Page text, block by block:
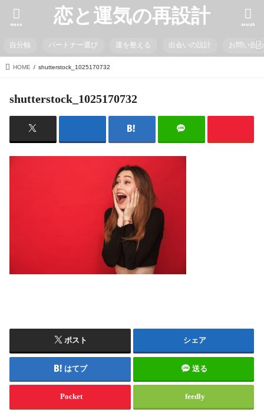
恋と運気の再設計 search
menu
自分軸 パートナー選び 運を整える 出会いの設計 お問い合
HOME shutterstock_1025170732
shutterstock_1025170732
ポスト シェア
はてブ 送る
Pocket feedly